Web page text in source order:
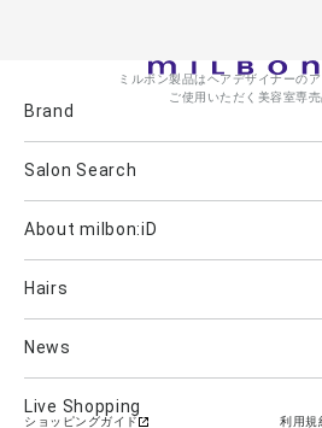
ミルボン製品はヘアデザイナーのア
ご使用いただく美容室専売
Brand
Aujua milbon
PJOLI
Salon Search
About milbon:iD
Hairs
News
Live Shopping
ショッピングガイド 利用規